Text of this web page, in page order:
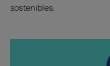
sostenibles.